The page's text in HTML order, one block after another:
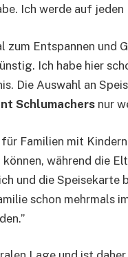
Ich werde auf jeden
zum Entspannen und
Ich habe hier
Die Auswahl an
Schlumachers nur
Familien mit
während die
und die Speisekarte
schon mehrmals